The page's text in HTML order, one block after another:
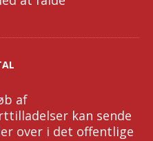
af
kan sende
over i det offentlige